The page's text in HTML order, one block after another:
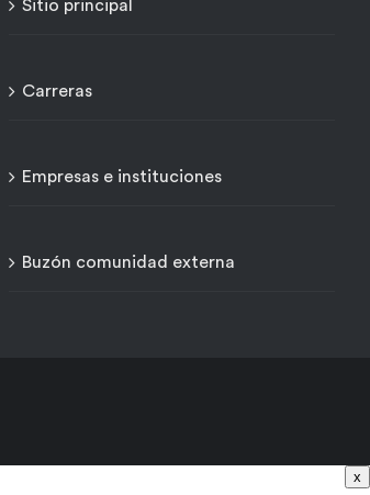
Sitio principal
Carreras
Empresas e instituciones
Buzón comunidad externa
x